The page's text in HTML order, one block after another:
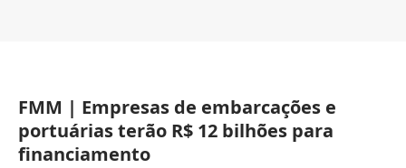
FMM | Empresas de embarcações e
portuárias terão R$ 12 bilhões para
financiamento